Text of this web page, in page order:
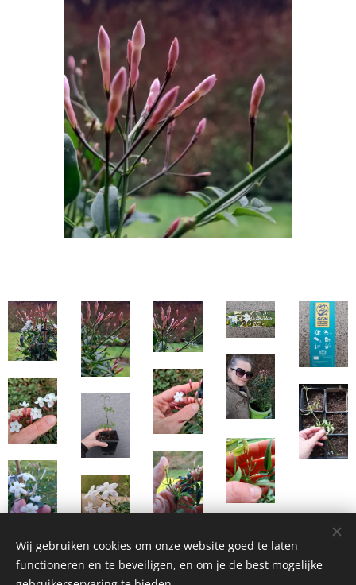
Wij gebruiken cookies om onze website goed te laten
functioneren en te beveiligen, en om je de best mogelijke